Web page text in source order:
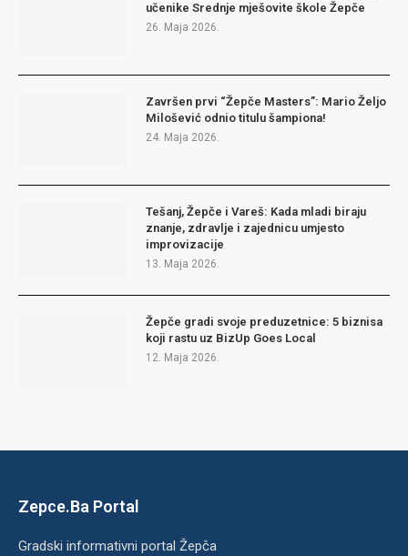
učenike Srednje mješovite škole Žepče
26. Maja 2026.
Završen prvi “Žepče Masters”: Mario Željo
Milošević odnio titulu šampiona!
24. Maja 2026.
Tešanj, Žepče i Vareš: Kada mladi biraju
znanje, zdravlje i zajednicu umjesto
improvizacije
13. Maja 2026.
Žepče gradi svoje preduzetnice: 5 biznisa
koji rastu uz BizUp Goes Local
12. Maja 2026.
Zepce.Ba Portal
Gradski informativni portal Žepča